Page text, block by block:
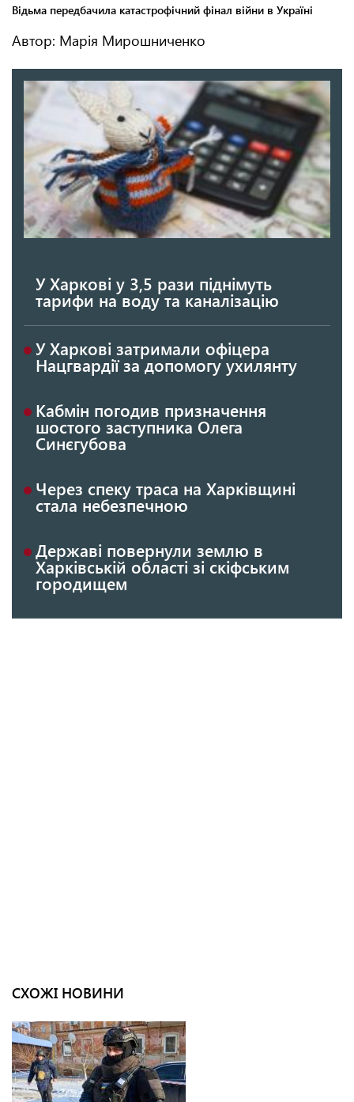
Автор: Марія Мирошниченко
У Харкові у 3,5 рази піднімуть
тарифи на воду та каналізацію
У Харкові затримали офіцера
Нацгвардії за допомогу ухилянту
Кабмін погодив призначення
шостого заступника Олега
Синєгубова
Через спеку траса на Харківщині
стала небезпечною
Державі повернули землю в
Харківській області зі скіфським
городищем
СХОЖІ НОВИНИ